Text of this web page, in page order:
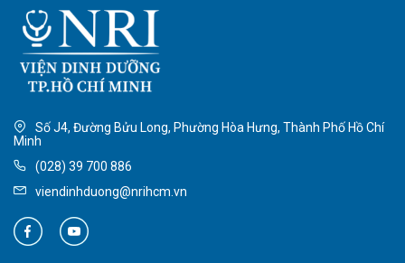
Số J4, Đường Bửu Long, Phường Hòa Hưng, Thành Phố Hồ Chí
Minh
(028) 39 700 886
viendinhduong@nrihcm.vn